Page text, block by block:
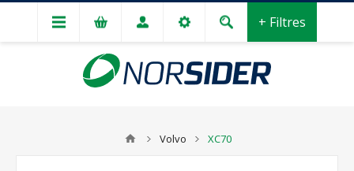
+ Filtres
Volvo XC70